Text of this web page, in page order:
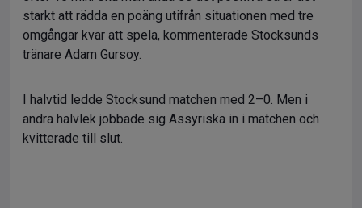
starkt att rädda en poäng utifrån situationen med tre
omgångar kvar att spela, kommenterade Stocksunds
tränare Adam Gursoy.
I halvtid ledde Stocksund matchen med 2–0. Men i
andra halvlek jobbade sig Assyriska in i matchen och
kvitterade till slut.